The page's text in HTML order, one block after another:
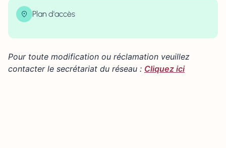
Plan d'accès
×
−
Pour toute modification ou réclamation veuillez
contacter le secrétariat du réseau : Cliquez ici